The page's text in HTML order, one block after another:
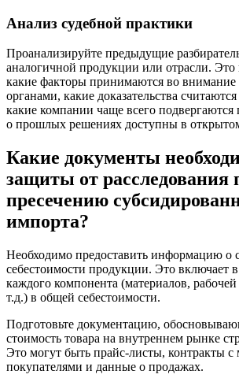
Анализ судебной практики
Проанализируйте предыдущие
аналогичной продукции или отрасли. Это
какие факторы принимаются во
органами, какие доказательства
какие компании чаще всего
о прошлых решениях доступны в
Какие документы
защиты от расследования
пресечению
импорта?
Необходимо предоставить информацию о
себестоимости продукции. Это включает
каждого компонента (материалов,
т.д.) в общей себестоимости.
Подготовьте документацию,
стоимость товара на внутреннем рынке
Это могут быть прайс-листы, контракты
покупателями и данные о продажах.